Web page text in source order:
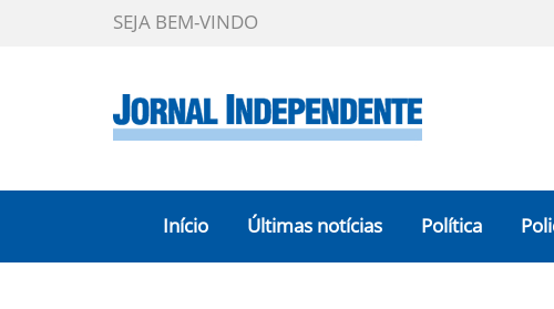
SEJA BEM-VINDO
Início Últimas notícias Política